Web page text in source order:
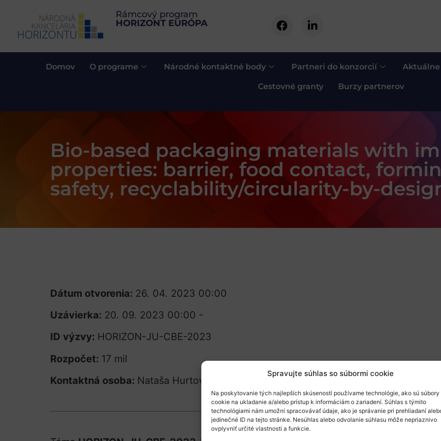
Spravujte súhlas so súbormi cookie
Na poskytovanie tých najlepších skúseností používame technológie, ako sú súbory
cookie na ukladanie a/alebo prístup k informáciám o zariadení. Súhlas s týmito
technológiami nám umožní spracovávať údaje, ako je správanie pri prehliadaní
jedinečné ID na tejto stránke. Nesúhlas alebo odvolanie súhlasu môže nepriaznivo
ovplyvniť určité vlastnosti a funkcie.
Rámcový program
HORIZONT EURÓPA
Domov O programe Národné kontaktné body Partneri do konzorcií Aktuálne
Cestovné granty Burzy partnerov
Bio-based packaging materials with
properties: barrier, food contact,
safety, recyclability/circularity-by-
Dátum otvorenia: 26. 04. 2023 00:00
Uzávierka: 20. 09. 2023 00:00 -
ID výzvy: HORIZON-JU-CBE-2023
Rozpočet: 17 mil
Kontaktná osoba: Nataša Hurtová